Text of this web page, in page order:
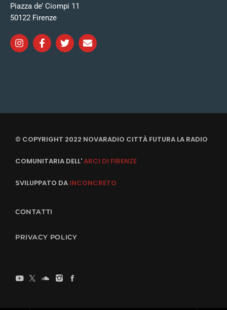
Piazza de’ Ciompi 11
50122 Firenze
© COPYRIGHT 2022 NOVARADIO CITTÀ FUTURA LA RADIO
COMUNITARIA DELL'ARCI DI FIRENZE
SVILUPPATO DA INCONCRETO
CONTATTI
PRIVACY POLICY